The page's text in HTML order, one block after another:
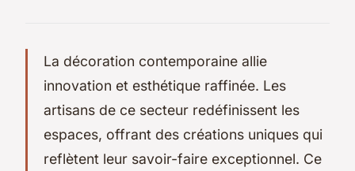
La décoration contemporaine allie
innovation et esthétique raffinée. Les
artisans de ce secteur redéfinissent les
espaces, offrant des créations uniques qui
reflètent leur savoir-faire exceptionnel. Ce